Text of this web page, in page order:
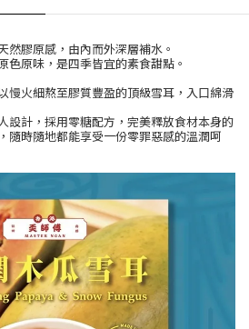
然膠原感，由內而外深層補水。
色原味，是四季皆宜的素食甜點。
慢火細熬至膠質豐盈的頂級雪耳，入口綿滑
設計，採用零糖配方，完美釋放食材本身的
隨時隨地都能享受一份零罪惡感的溫潤呵